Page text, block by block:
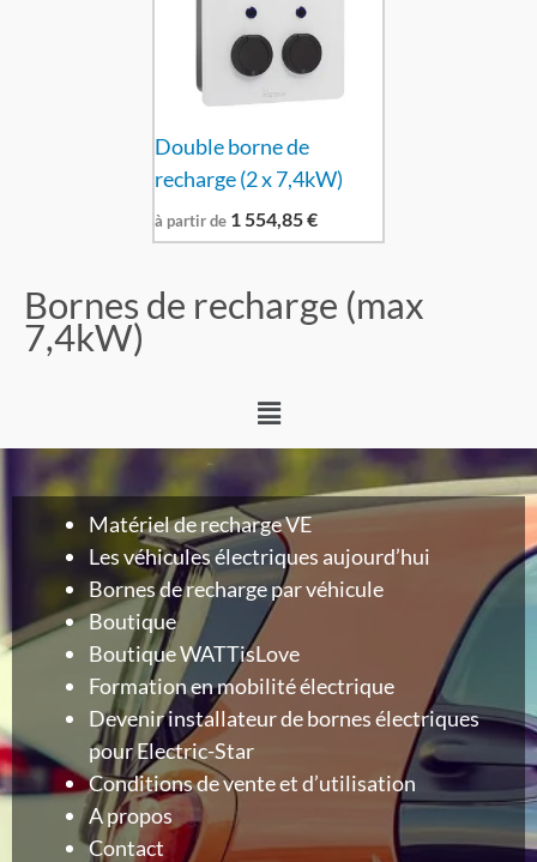
Double borne de
recharge (2 x 7,4kW)
à partir de 1 554,85€
Bornes de recharge (max
7,4kW)
Menu
Matériel de recharge VE
Les véhicules électriques aujourd’hui
Bornes de recharge par véhicule
Boutique
Boutique WATTisLove
Formation en mobilité électrique
Devenir installateur de bornes électriques
pour Electric-Star
Conditions de vente et d’utilisation
A propos
Contact